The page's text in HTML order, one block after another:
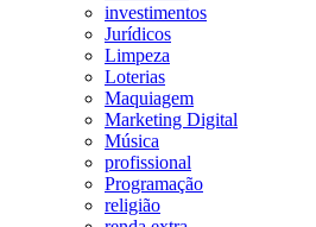
investimentos
Jurídicos
Limpeza
Loterias
Maquiagem
Marketing Digital
Música
profissional
Programação
religião